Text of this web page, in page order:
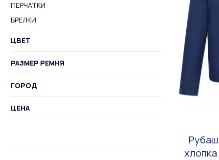
ПЕРЧАТКИ
БРЕЛКИ
ЦВЕТ
РАЗМЕР РЕМНЯ
ГОРОД
ЦЕНА